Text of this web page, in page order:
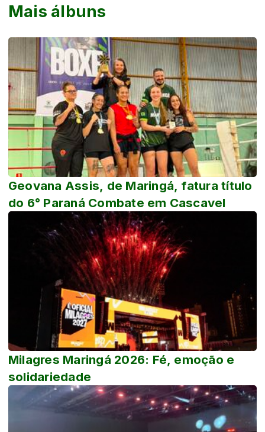
Mais álbuns
Geovana Assis, de Maringá, fatura título
do 6° Paraná Combate em Cascavel
Milagres Maringá 2026: Fé, emoção e
solidariedade